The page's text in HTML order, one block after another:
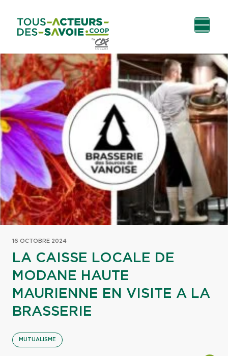
contenu
principal
16 OCTOBRE 2024
LA CAISSE LOCALE DE
MODANE HAUTE
MAURIENNE EN VISITE A LA
BRASSERIE
MUTUALISME